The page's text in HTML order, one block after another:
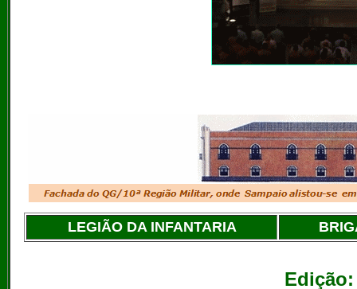
LEGIÃO DA INFANTARIA
Edição: